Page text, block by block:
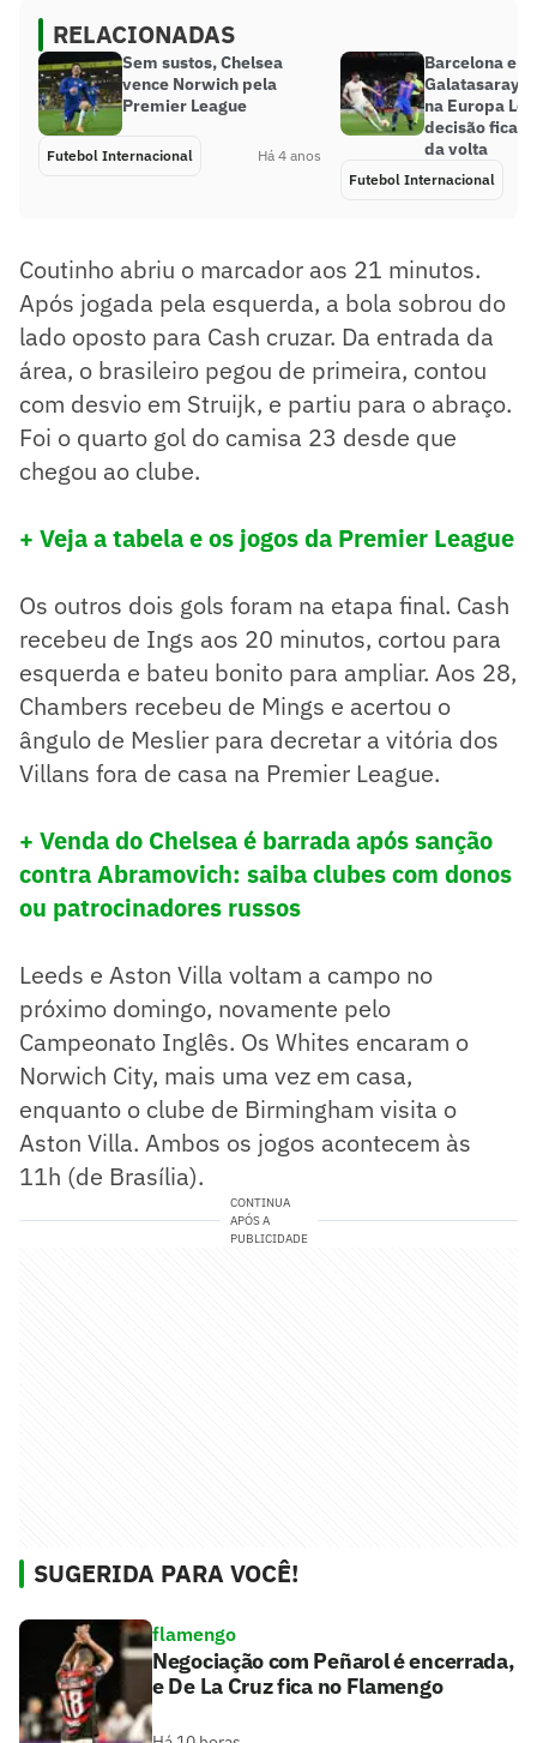
RELACIONADAS
Sem sustos, Chelsea
vence Norwich pela
Premier League
Futebol Internacional Há 4 anos
Barcelona
Galatasaray
na Europa
decisão fica
da volta
Futebol Internacional
Coutinho abriu o marcador aos 21 minutos.
Após jogada pela esquerda, a bola sobrou do
lado oposto para Cash cruzar. Da entrada da
área, o brasileiro pegou de primeira, contou
com desvio em Struijk, e partiu para o abraço.
Foi o quarto gol do camisa 23 desde que
chegou ao clube.
+ Veja a tabela e os jogos da Premier League
Os outros dois gols foram na etapa final. Cash
recebeu de Ings aos 20 minutos, cortou para
esquerda e bateu bonito para ampliar. Aos 28,
Chambers recebeu de Mings e acertou o
ângulo de Meslier para decretar a vitória dos
Villans fora de casa na Premier League.
+ Venda do Chelsea é barrada após sanção
contra Abramovich: saiba clubes com donos
ou patrocinadores russos
Leeds e Aston Villa voltam a campo no
próximo domingo, novamente pelo
Campeonato Inglês. Os Whites encaram o
Norwich City, mais uma vez em casa,
enquanto o clube de Birmingham visita o
Aston Villa. Ambos os jogos acontecem às
11h (de Brasília).
CONTINUA
APÓS A
PUBLICIDADE
SUGERIDA PARA VOCÊ!
flamengo
Negociação com Peñarol é encerrada,
e De La Cruz fica no Flamengo